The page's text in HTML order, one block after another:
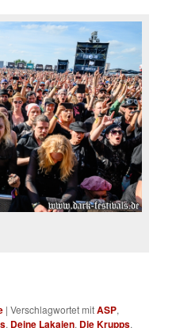
|Verschlagwortet mitASP,
, Deine Lakaien, Die Krupps,